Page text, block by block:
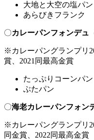
大地と大空の塩パン
あらびきフランク
〇カレーパンフォンデュ
※ カレーパングランプリ
賞、 2021 同最高金賞
たっぷりコーンパン
ぶたパン
〇海老カレーパンフォン
※ カレーパングランプリ
同金賞、 2022同最高金賞